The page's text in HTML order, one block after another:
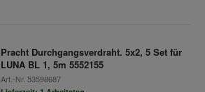
Pracht Durchgangsverdraht. 5x2, 5 Set für
LUNA BL 1, 5m 5552155
Art.-Nr. 53598687